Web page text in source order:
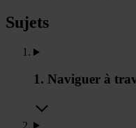
Sujets
1. Naviguer à